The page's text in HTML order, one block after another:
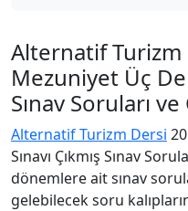
Alternatif
Mezuniyet Üç
Sınav Soruları
Alternatif Turizm Dersi
Sınavı Çıkmış Sınav
dönemlere ait sınav
gelebilecek soru